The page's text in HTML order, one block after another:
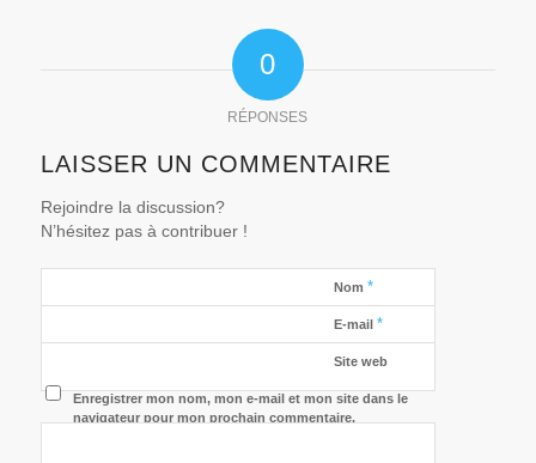
0
RÉPONSES
LAISSER UN COMMENTAIRE
Rejoindre la discussion?
N’hésitez pas à contribuer !
Nom *
E-mail *
Site web
Enregistrer mon nom, mon e-mail et mon site dans le
navigateur pour mon prochain commentaire.